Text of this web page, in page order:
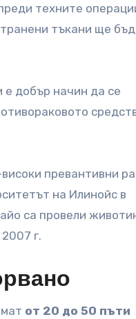
техните
тъкани ще
е добър начин да се
превантивни
на Илинойс в
са провели
г.
от 20 до 50 пъти